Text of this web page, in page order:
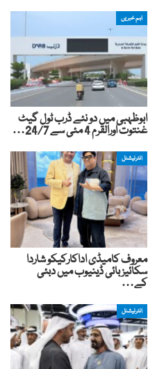
اہم خبریں
ابوظہبی میں دو نئے ڈرب ٹول گیٹ
غنتوت اورالقرم 4 مئی سے 24/7…
انٹرنیشنل
معروف کامیڈی اداکارکیکو شاردا
سکائیز بائی ڈینیوب میں دبئی
کے…
انٹرنیشنل